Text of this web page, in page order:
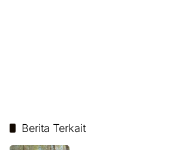
Berita Terkait